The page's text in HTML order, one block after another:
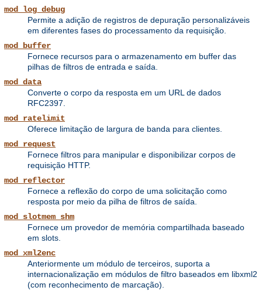
mod_log_debug
Permite a adição de registros de depuração personalizáveis ​​
em diferentes fases do processamento da requisição.
mod_buffer
Fornece recursos para o armazenamento em buffer das
pilhas de filtros de entrada e saída.
mod_data
Converte o corpo da resposta em um URL de dados
RFC2397.
mod_ratelimit
Oferece limitação de largura de banda para clientes.
mod_request
Fornece filtros para manipular e disponibilizar corpos de
requisição HTTP.
mod_reflector
Fornece a reflexão do corpo de uma solicitação como
resposta por meio da pilha de filtros de saída.
mod_slotmem_shm
Fornece um provedor de memória compartilhada baseado
em slots.
mod_xml2enc
Anteriormente um módulo de terceiros, suporta a
internacionalização em módulos de filtro baseados em libxml2
(com reconhecimento de marcação).